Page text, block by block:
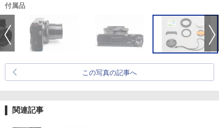
付属品
この写真の記事へ
関連記事